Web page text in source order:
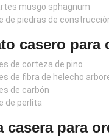
musgo sphagnum
de piedras de
casero para
de corteza de pino
de fibra de helecho
de carbón
de perlita
casera para